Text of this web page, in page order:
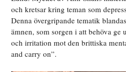
och kretsar kring teman som
Denna övergripande tematik
ämnen, som sorgen i att behöva ge
och irritation mot den brittiska
and carry on”.